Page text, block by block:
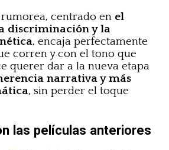
centrado en el
discriminación y la
, encaja perfectamente
corren y con el tono que
querer dar a la nueva etapa
narrativa y más
, sin perder el toque
las películas anteriores